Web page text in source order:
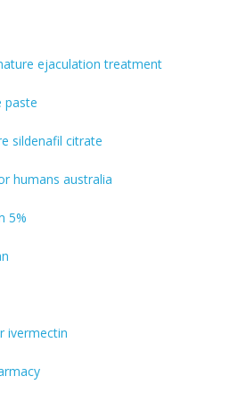
ejaculation treatment
paste
sildenafil citrate
humans australia
5%
ivermectin